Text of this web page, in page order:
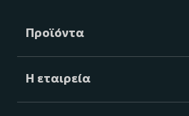
Εύκολο στη χρήση
3 τμημάτων για εύκολη και
Προϊόντα
Η εταιρεία